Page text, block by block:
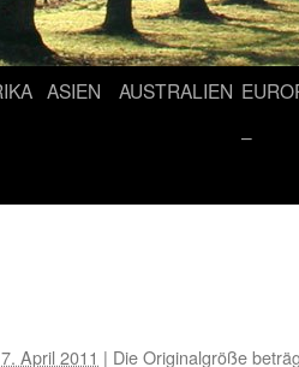
ASIEN AUSTRALIEN
–
April 2011 | Die Originalgröße